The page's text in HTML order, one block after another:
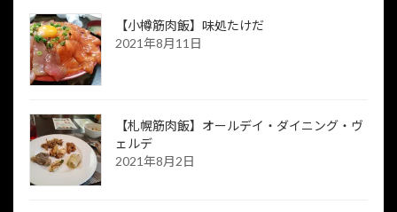
【小樽筋肉飯】味処たけだ
2021年8月11日
【札幌筋肉飯】オールデイ・ダイニング・ヴ
ェルデ
2021年8月2日